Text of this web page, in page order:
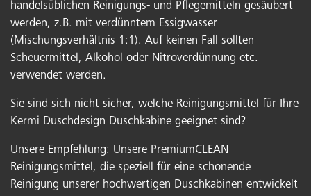
handelsüblichen Reinigungs- und Pflegemitteln gesäubert
werden, z.B. mit verdünntem Essigwasser
(Mischungsverhältnis 1:1). Auf keinen Fall sollten
Scheuermittel, Alkohol oder Nitroverdünnung etc.
verwendet werden.
Sie sind sich nicht sicher, welche Reinigungsmittel für Ihre
Kermi Duschdesign Duschkabine geeignet sind?
Unsere Empfehlung: Unsere PremiumCLEAN
Reinigungsmittel, die speziell für eine schonende
Reinigung unserer hochwertigen Duschkabinen entwickelt